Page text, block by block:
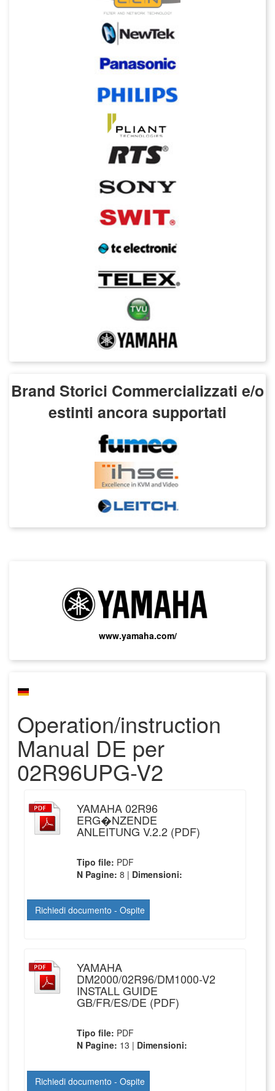
Brand Storici Commercializzati e/o
estinti ancora supportati
www.yamaha.com/
Operation/instruction
Manual DE per
02R96UPG-V2
YAMAHA 02R96
ERG�NZENDE
ANLEITUNG V.2.2 (PDF)
Tipo file: PDF
N Pagine:8 | Dimensioni:
Richiedi documento - Ospite
YAMAHA
DM2000/02R96/DM1000-V2
INSTALL GUIDE
GB/FR/ES/DE (PDF)
Tipo file: PDF
N Pagine: 13 | Dimensioni:
Richiedi documento - Ospite